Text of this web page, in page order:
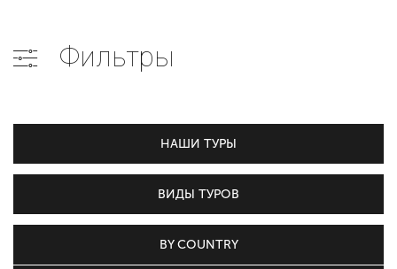
Фильтры
НАШИ ТУРЫ
ВИДЫ ТУРОВ
BY COUNTRY